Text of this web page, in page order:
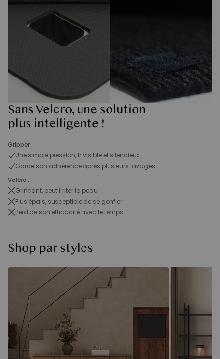
Sans Velcro, une solution
plus intelligente !
Gripper :
Une simple pression, invisible et silencieux
Garde son adhérence après plusieurs lavages
Velcro :
Grinçant, peut irriter la peau
Plus épais, susceptible de se gonfler
Perd de son efficacité avec le temps
Shop par styles